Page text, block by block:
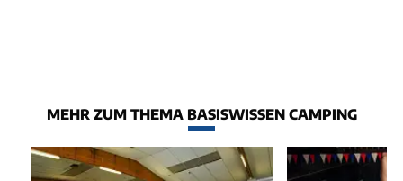
MEHR ZUM THEMA BASISWISSEN CAMPING